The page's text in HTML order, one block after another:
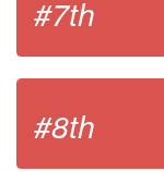
#7th
#8th